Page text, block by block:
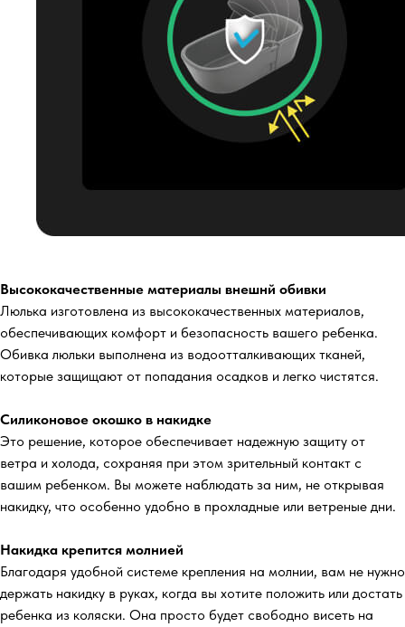
Высококачественные материалы внешнй обивки
Люлька изготовлена из высококачественных материалов,
обеспечивающих комфорт и безопасность вашего ребенка.
Обивка люльки выполнена из водоотталкивающих тканей,
которые защищают от попадания осадков и легко чистятся.
Силиконовое окошко в накидке
Это решение, которое обеспечивает надежную защиту от
ветра и холода, сохраняя при этом зрительный контакт с
вашим ребенком. Вы можете наблюдать за ним, не открывая
накидку, что особенно удобно в прохладные или ветреные дни.
Накидка крепится молнией
Благодаря удобной системе крепления на молнии, вам не нужно
держать накидку в руках, когда вы хотите положить или достать
ребенка из коляски. Она просто будет свободно висеть на